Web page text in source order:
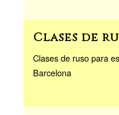
Clases de
Clases de ruso para
Barcelona